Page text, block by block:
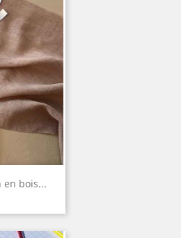
bois...